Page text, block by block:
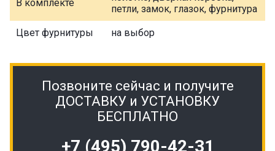
В комплекте
петли, замок, глазок, фурнитура
Цвет фурнитуры на выбор
Позвоните сейчас и получите
ДОСТАВКУ и УСТАНОВКУ
БЕСПЛАТНО
+7 (495) 790-42-31